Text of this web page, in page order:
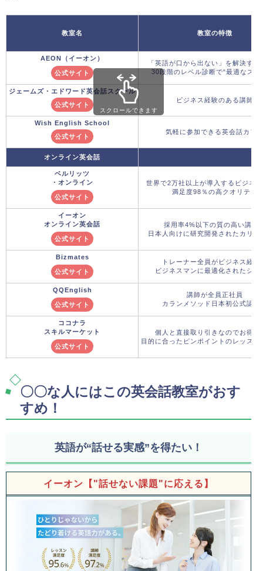
教室名 教室の特徴
AEON（イーオン）
公式サイト
「英語が口から出ない」を解決する
30段階のレベル診断で“最適なスタ
ジェームズ・エドワード英会話スクール
公式サイト
ビジネス経験のある講師
Wish English School
公式サイト
気軽に参加できる英会話カフ
オンライン英会話
ベルリッツ
・オンライン
公式サイト
世界で2万社以上が導入するビジネ
満足度98％の高クオリティ
イーオン
オンライン英会話
公式サイト
採用率4%以下の質の高い講師
日本人向けに研究開発されたカリキ
Bizmates
公式サイト
トレーナー全員がビジネス経験
ビジネスマンに最適化されたシス
QQEnglish
公式サイト
講師が全員正社員
カランメソッド日本初公式認定
ココナラ
スキルマーケット
公式サイト
個人と直接取り引きなのでお得な
目的に合ったピンポイントのレッスン
スクロールできます
〇〇な人にはこの英会話教室がおす
すめ！
英語が“話せる実感”を得たい！
イーオン【"話せない課題"に応える】